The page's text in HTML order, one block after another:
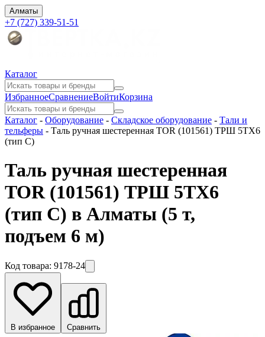
Алматы
+7 (727) 339-51-51
Каталог
ИзбранноеСравнениеВойтиКорзина
Каталог - Оборудование - Складское оборудование - Тали и
тельферы - Таль ручная шестеренная TOR (101561) ТРШ 5ТХ6
(тип C)
Таль ручная шестеренная
TOR (101561) ТРШ 5ТХ6
(тип C) в Алматы (5 т,
подъем 6 м)
Код товара: 9178-24
В избранное Сравнить